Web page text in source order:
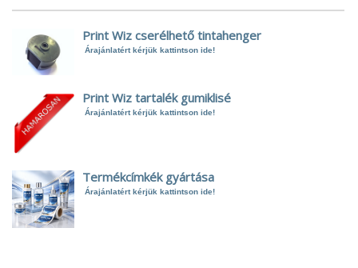
Print Wiz cserélhető tintahenger
Árajánlatért kérjük kattintson ide!
Print Wiz tartalék gumiklisé
Árajánlatért kérjük kattintson ide!
Termékcímkék gyártása
Árajánlatért kérjük kattintson ide!